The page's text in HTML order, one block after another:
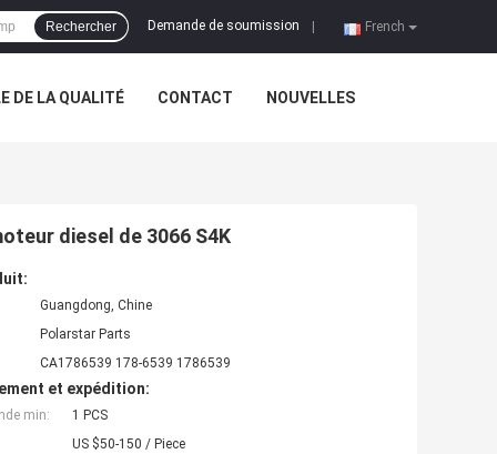
French
Demande de soumission
Rechercher
DE LA QUALITÉ CONTACT NOUVELLES
diesel de 3066 S4K
Guangdong, Chine
Polarstar Parts
CA1786539 178-6539 1786539
et expédition:
min:
1 PCS
US $50-150 / Piece